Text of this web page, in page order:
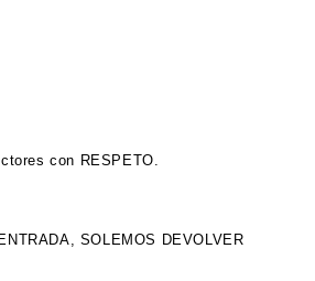
con RESPETO.
SOLEMOS DEVOLVER